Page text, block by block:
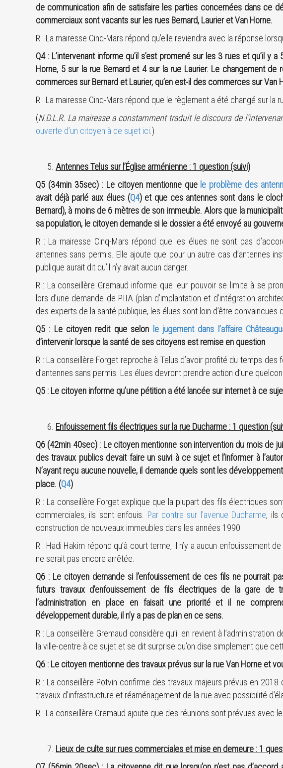
de communication afin de satisfaire les parties concernées dans ce
commerciaux sont vacants sur les rues Bernard, Laurier et Van Horne.
R : La mairesse Cinq-Mars répond qu’elle reviendra avec la réponse
Q4 : L’intervenant informe qu’il s’est promené sur les 3 rues et qu’il y
Horne, 5 sur la rue Bernard et 4 sur la rue Laurier. Le changement de
commerces sur Bernard et Laurier, qu’en est-il des commerces sur Van
R : La mairesse Cinq-Mars répond que le règlement a été changé sur la
(N.D.L.R. La mairesse a constamment traduit le discours de
ouverte d’un citoyen à ce sujet ici .)
Antennes Telus sur l’Église arménienne : 1 question (suivi)
Q5 (34min 35sec) : Le citoyen mentionne que le problème des
avait déjà parlé aux élues (Q4) et que ces antennes sont dans le
Bernard), à moins de 6 mètres de son immeuble. Alors que la
sa population, le citoyen demande si le dossier a été envoyé au
R : La mairesse Cinq-Mars répond que les élues ne sont pas
antennes sans permis. Elle ajoute que pour un autre cas d’antennes
publique aurait dit qu’il n’y avait aucun danger.
R : La conseillère Gremaud informe que leur pouvoir se limite à se
lors d’une demande de PIIA (plan d’implantation et d’intégration
des experts de la santé publique, les élues sont loin d’être convaincues
Q5 : Le citoyen redit que selon le jugement dans l’affaire
d’intervenir lorsque la santé de ses citoyens est remise en question
R : La conseillère Forget reproche à Telus d’avoir profité du temps
d’antennes sans permis. Les élues devront prendre action d’une
Q5 : Le citoyen informe qu’une pétition a été lancée sur internet à ce
Enfouissement fils électriques sur la rue Ducharme : 1 question
Q6 (42min 40sec) : Le citoyen mentionne son intervention du mois de
des travaux publics devait faire un suivi à ce sujet et l’informer à
N’ayant reçu aucune nouvelle, il demande quels sont les
place. (Q4)
R : La conseillère Forget explique que la plupart des fils électriques
commerciales, ils sont enfouis. Par contre sur l’avenue Ducharme, ils
construction de nouveaux immeubles dans les années 1990.
R : Hadi Hakim répond qu’à court terme, il n’y a aucun enfouissement
ne serait pas encore arrêtée.
Q6 : Le citoyen demande si l’enfouissement de ces fils ne pourrait
futurs travaux d’enfouissement de fils électriques de la gare de
l’administration en place en faisait une priorité et il ne
développement durable, il n’y a pas de plan en ce sens.
R : La conseillère Gremaud considère qu’il en revient à
la ville-centre à ce sujet et se dit surprise qu’on dise simplement que
Q6 : Le citoyen mentionne des travaux prévus sur la rue Van Horne et
R : La conseillère Potvin confirme des travaux majeurs prévus en 2018
travaux d’infrastructure et réaménagement de la rue avec possibilité
R : La conseillère Gremaud ajoute que des réunions sont prévues avec
Lieux de culte sur rues commerciales et mise en demeure : 1